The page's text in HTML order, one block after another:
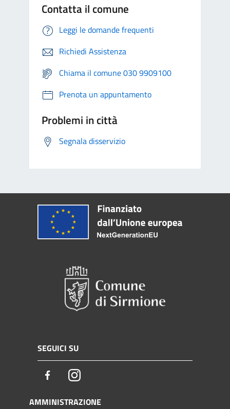
Contatta il comune
Leggi le domande frequenti
Richiedi Assistenza
Chiama il comune 030 9909100
Prenota un appuntamento
Problemi in città
Segnala disservizio
SEGUICI SU
FacebookInstagram
AMMINISTRAZIONE